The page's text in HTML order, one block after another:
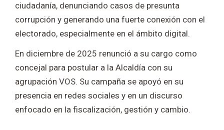
ciudadanía, denunciando casos de presunta
corrupción y generando una fuerte conexión con el
electorado, especialmente en el ámbito digital.
En diciembre de 2025 renunció a su cargo como
concejal para postular a la Alcaldía con su
agrupación VOS. Su campaña se apoyó en su
presencia en redes sociales y en un discurso
enfocado en la fiscalización, gestión y cambio.